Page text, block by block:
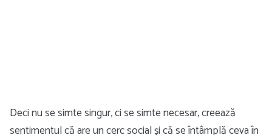
Deci nu se simte singur, ci se simte necesar, creează
sentimentul că are un cerc social și că se întâmplă ceva în